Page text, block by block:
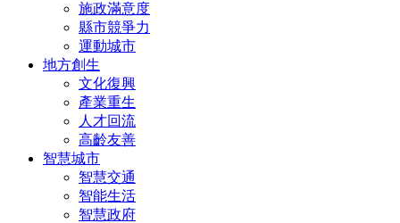
施政滿意度
縣市競爭力
運動城市
地方創生
文化復興
產業重生
人才回流
高齡友善
智慧城市
智慧交通
智能生活
智慧政府